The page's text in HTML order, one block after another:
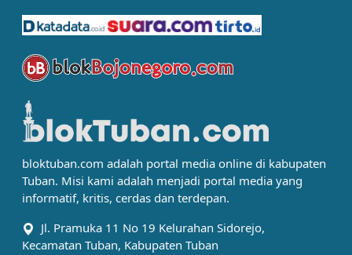
bloktuban.com adalah portal media online di kabupaten
Tuban. Misi kami adalah menjadi portal media yang
informatif, kritis, cerdas dan terdepan.
Jl. Pramuka 11 No 19 Kelurahan Sidorejo,
Kecamatan Tuban, Kabupaten Tuban